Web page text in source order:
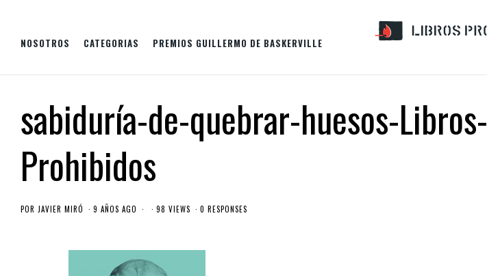
NOSOTROS CATEGORIAS PREMIOS GUILLERMO DE BASKERVILLE
sabiduría-de-quebrar-huesos-Libros-
Prohibidos
POR JAVIER MIRÓ 9 AÑOS AGO 98 VIEWS 0 RESPONSES